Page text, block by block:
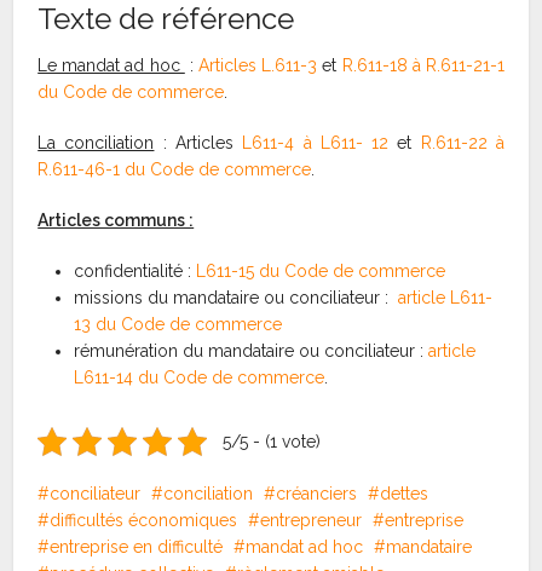
Texte de référence
Le mandat ad hoc :Articles L.611-3 et R.611-18 à R.611-21-1
du Code de commerce.
La conciliation : Articles L611-4 à L611- 12 et
R.611-22 à
R.611-46-1 du Code de commerce.
Articles communs :
confidentialité : L611-15 du Code de commerce
missions du mandataire ou conciliateur :article L611-
13 du Code de commerce
rémunération du mandataire ou conciliateur :article
L611-14 du Code de commerce.
5/5 - (1 vote)
conciliateur conciliation créanciers
dettes
difficultés économiques
entrepreneur
entreprise
entreprise en difficulté
mandat ad hoc
mandataire